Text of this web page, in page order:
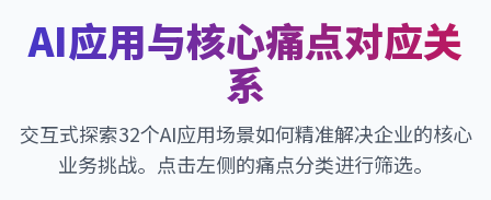
AI应用与核心痛点对应关
系
交互式探索32个AI应用场景如何精准解决企业的核心
业务挑战。点击左侧的痛点分类进行筛选。